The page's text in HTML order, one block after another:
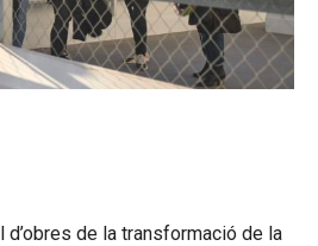
de la transformació de la